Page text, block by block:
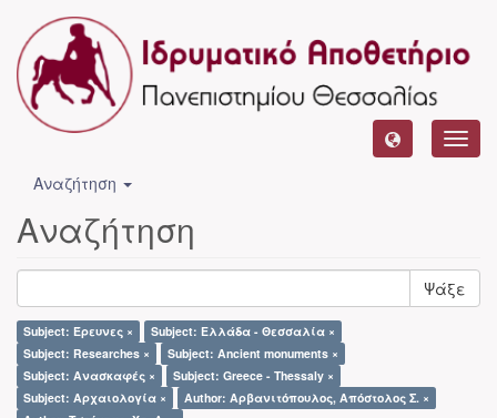
Αναζήτηση
Αναζήτηση
Ψάξε
Subject: Έρευνες ×
Subject: Ελλάδα - Θεσσαλία ×
Subject: Researches ×
Subject: Ancient monuments ×
Subject: Ανασκαφές ×
Subject: Greece - Thessaly ×
Subject: Αρχαιολογία ×
Author: Αρβανιτόπουλος, Απόστολος Σ. ×